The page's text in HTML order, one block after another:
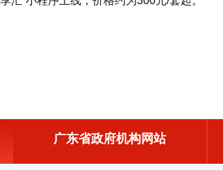
广东省政府机构网站